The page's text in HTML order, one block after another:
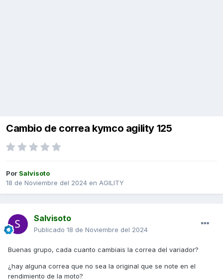
Cambio de correa kymco agility 125
Por Salvisoto
18 de Noviembre del 2024 en AGILITY
Salvisoto
Publicado 18 de Noviembre del 2024
Buenas grupo, cada cuanto cambiais la correa del variador?
¿hay alguna correa que no sea la original que se note en el
rendimiento de la moto?